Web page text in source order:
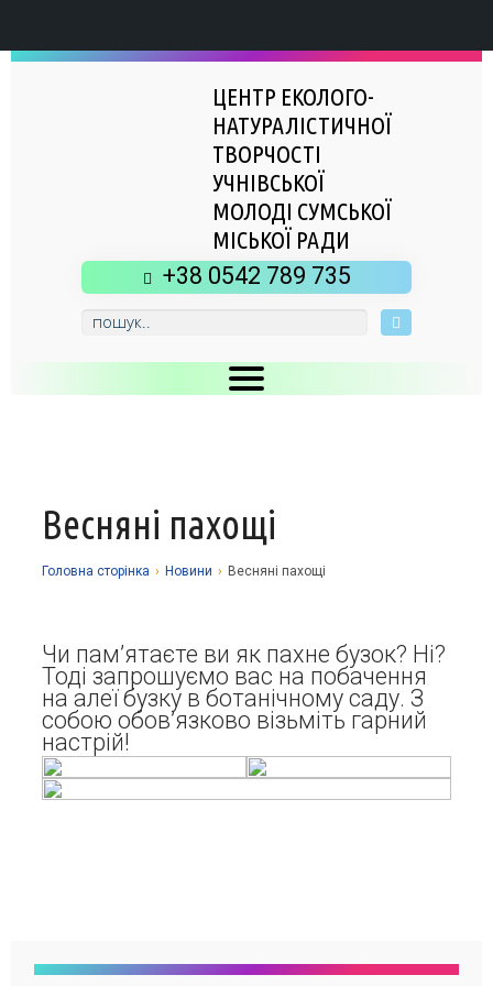
ЦЕНТР ЕКОЛОГО-
НАТУРАЛІСТИЧНОЇ
ТВОРЧОСТІ
УЧНІВСЬКОЇ
МОЛОДІ СУМСЬКОЇ
МІСЬКОЇ РАДИ
+38 0542 789 735
Про заклад
Історія
Музей
Наші досягнення
Фотоальбоми
Сторінка психолога
Річні звіти
Освітній процес
Дистанційне навчання
Академічна доброчесність
Нормативно-правова база
Програмне забезпечення
Науково-методичні матеріали
Виховна робота
Національно-патріотичне виховання
Організаційно-масова робота
Прозорість та відкритість
Фінансова звітність
Стаття 30 Закону України «Про освіту»
Контакти
Весняні пахощі
Головна сторiнка › Новини › Весняні пахощі
Чи пам’ятаєте ви як пахне бузок? Ні?
Тоді запрошуємо вас на побачення
на алеї бузку в ботанічному саду. З
собою обов’язково візьміть гарний
настрій!